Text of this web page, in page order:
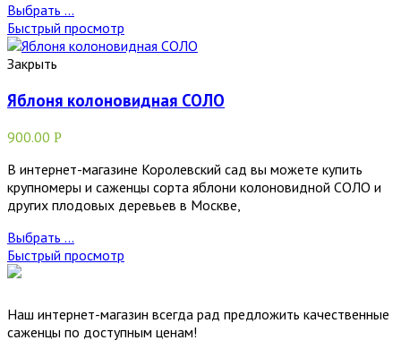
Выбрать ...
Быстрый просмотр
Закрыть
Яблоня колоновидная СОЛО
900.00 Р
В интернет-магазине Королевский сад вы можете купить
крупномеры и саженцы сорта яблони колоновидной СОЛО и
других плодовых деревьев в Москве,
Выбрать ...
Быстрый просмотр
Наш интернет-магазин всегда рад предложить качественные
саженцы по доступным ценам!